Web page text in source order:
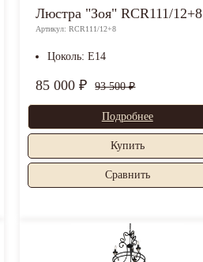
Люстра "Зоя" RCR111/12+8
Артикул: RCR111/12+8
Цоколь: E14
85 000 ₽ 93 500 ₽
Подробнее
Купить
Cравнить